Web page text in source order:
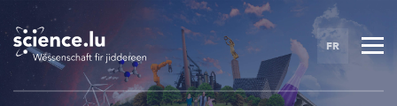
to
main
content
FR